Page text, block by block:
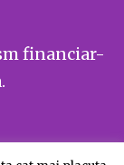
financiar-